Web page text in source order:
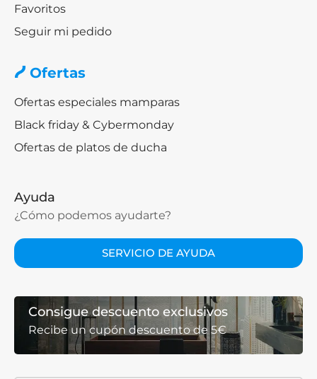
Favoritos
Seguir mi pedido
Ofertas
Ofertas especiales mamparas
Black friday & Cybermonday
Ofertas de platos de ducha
Ayuda
¿Cómo podemos ayudarte?
SERVICIO DE AYUDA
Consigue descuento exclusivos
Recibe un cupón descuento de 5€